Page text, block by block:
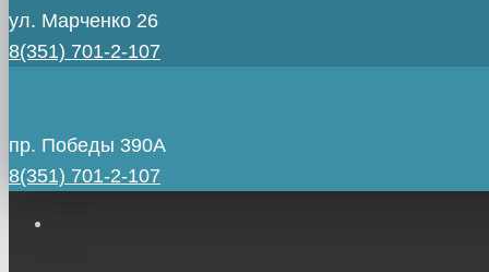
ул. Марченко 26
8(351) 701-2-107
пр. Победы 390А
8(351) 701-2-107